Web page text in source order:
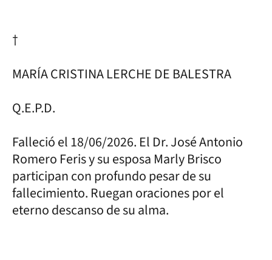
†
MARÍA CRISTINA LERCHE DE BALESTRA
Q.E.P.D.
Falleció el 18/06/2026. El Dr. José Antonio
Romero Feris y su esposa Marly Brisco
participan con profundo pesar de su
fallecimiento. Ruegan oraciones por el
eterno descanso de su alma.